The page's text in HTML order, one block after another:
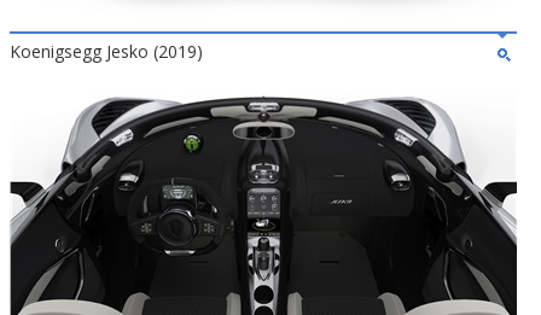
Koenigsegg Jesko (2019)